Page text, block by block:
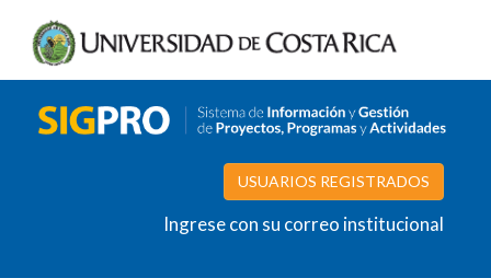
USUARIOS REGISTRADOS
Ingrese con su correo institucional